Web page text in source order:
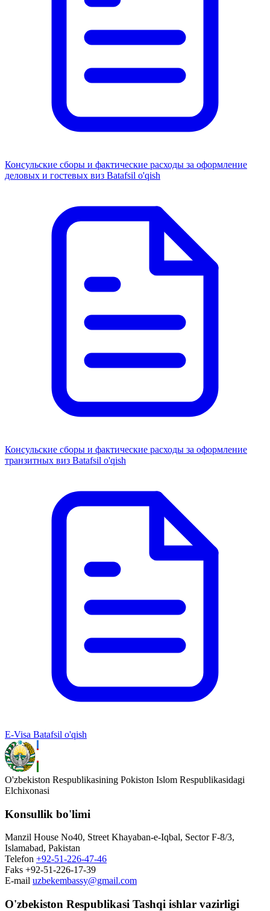
Консульские сборы и фактические расходы за оформление
деловых и гостевых виз Batafsil o'qish
Консульские сборы и фактические расходы за оформление
транзитных виз Batafsil o'qish
E-Visa Batafsil o'qish
O'zbekiston Respublikasining Pokiston Islom Respublikasidagi
Elchixonasi
Konsullik bo'limi
Manzil House No40, Street Khayaban-e-Iqbal, Sector F-8/3,
Islamabad, Pakistan
Telefon +92-51-226-47-46
Faks +92-51-226-17-39
E-mail uzbekembassy@gmail.com
O'zbekiston Respublikasi Tashqi ishlar vazirligi